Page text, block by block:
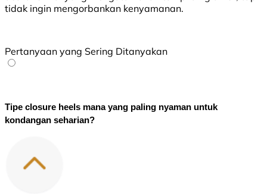
tidak ingin mengorbankan kenyamanan.
Pertanyaan yang Sering Ditanyakan
Tipe closure heels mana yang paling nyaman untuk
kondangan seharian?